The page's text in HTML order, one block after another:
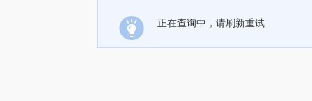
正在查询中，请刷新重试